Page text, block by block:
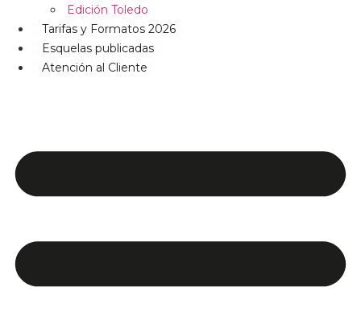
Edición Toledo
Tarifas y Formatos 2026
Esquelas publicadas
Atención al Cliente